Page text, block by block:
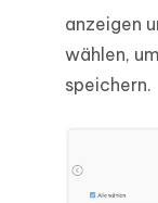
anzeigen
wählen,
speichern.